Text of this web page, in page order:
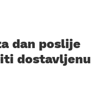
dan poslije
dostavljenu